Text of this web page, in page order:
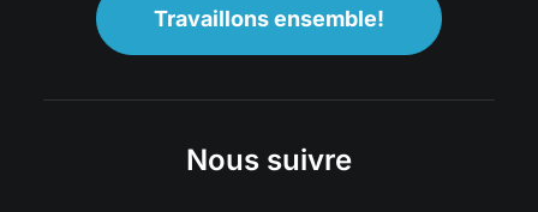
Travaillons ensemble!
Nous suivre